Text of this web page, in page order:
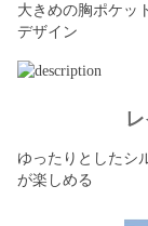
大きめの胸ポケッ
デザイン
ゆったりとしたシ
が楽しめる